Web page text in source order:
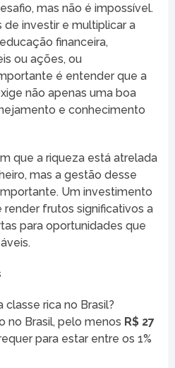
mas não é impossível.
investir e multiplicar a
financeira,
ou ações, ou
é entender que a
não apenas uma boa
e conhecimento
que a riqueza está atrelada
mas a gestão desse
Um investimento
frutos significativos a
para oportunidades que
rica no Brasil?
no Brasil, pelo menos R$ 27
para estar entre os 1%